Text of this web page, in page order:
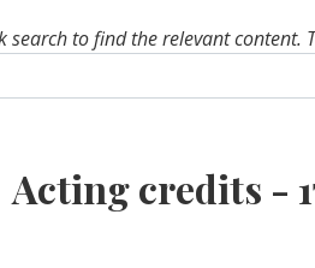
search to find the relevant content.
Acting credits -